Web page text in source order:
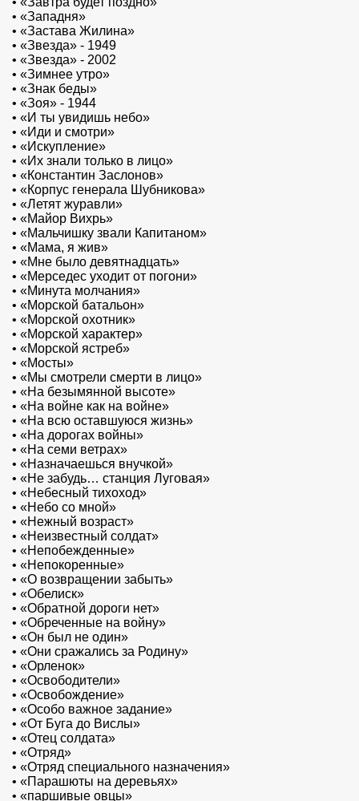
• «Западня»
• «Застава Жилина»
• «Звезда» - 1949
• «Звезда» - 2002
• «Зимнее утро»
• «Знак беды»
• «Зоя» - 1944
• «И ты увидишь небо»
• «Иди и смотри»
• «Искупление»
• «Их знали только в лицо»
• «Константин Заслонов»
• «Корпус генерала Шубникова»
• «Летят журавли»
• «Майор Вихрь»
• «Мальчишку звали Капитаном»
• «Мама, я жив»
• «Мне было девятнадцать»
• «Мерседес уходит от погони»
• «Минута молчания»
• «Морской батальон»
• «Морской охотник»
• «Морской характер»
• «Морской ястреб»
• «Мосты»
• «Мы смотрели смерти в лицо»
• «На безымянной высоте»
• «На войне как на войне»
• «На всю оставшуюся жизнь»
• «На дорогах войны»
• «На семи ветрах»
• «Назначаешься внучкой»
• «Не забудь… станция Луговая»
• «Небесный тихоход»
• «Небо со мной»
• «Нежный возраст»
• «Неизвестный солдат»
• «Непобежденные»
• «Непокоренные»
• «О возвращении забыть»
• «Обелиск»
• «Обратной дороги нет»
• «Обреченные на войну»
• «Он был не один»
• «Они сражались за Родину»
• «Орленок»
• «Освободители»
• «Освобождение»
• «Особо важное задание»
• «От Буга до Вислы»
• «Отец солдата»
• «Отряд»
• «Отряд специального назначения»
• «Парашюты на деревьях»
• «паршивые овцы»